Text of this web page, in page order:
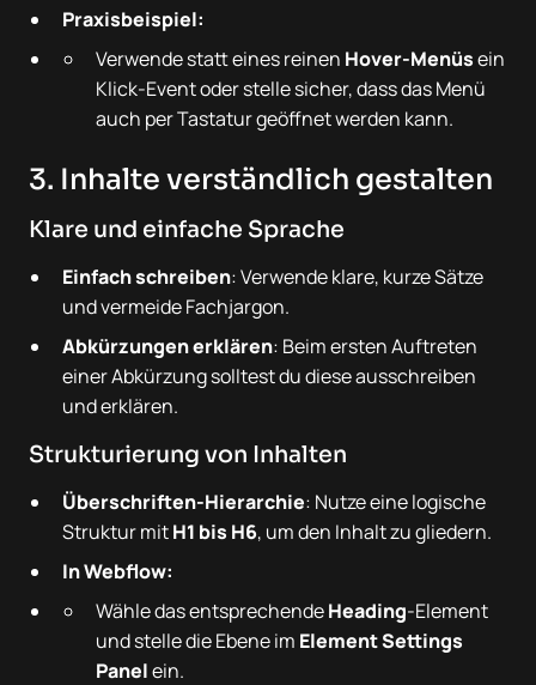
Praxisbeispiel:
Verwende statt eines reinen Hover-Menüsein
Klick-Event oder stelle sicher, dass das Menü
auch per Tastatur geöffnet werden kann.
3. Inhalte verständlich gestalten
Klare und einfache Sprache
Einfach schreiben: Verwende klare, kurze Sätze
und vermeide Fachjargon.
Abkürzungen erklären: Beim ersten Auftreten
einer Abkürzung solltest du diese ausschreiben
und erklären.
Strukturierung von Inhalten
Überschriften-Hierarchie: Nutze eine logische
Struktur mitH1 bis H6, um den Inhalt zu gliedern.
In Webflow:
Wähle das entsprechendeHeading-Element
und stelle die Ebene im Element Settings
Panelein.